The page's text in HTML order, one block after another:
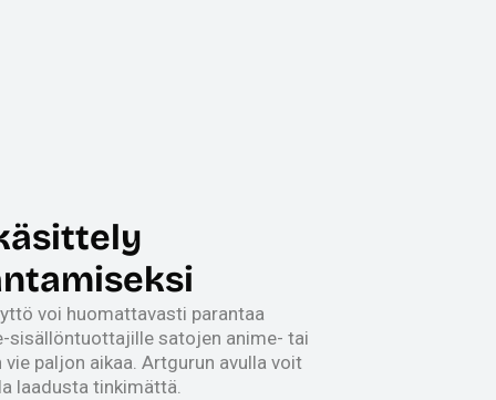
voi huomattavasti parantaa
sisällöntuottajille satojen anime- tai
paljon aikaa. Artgurun avulla voit
laadusta tinkimättä.